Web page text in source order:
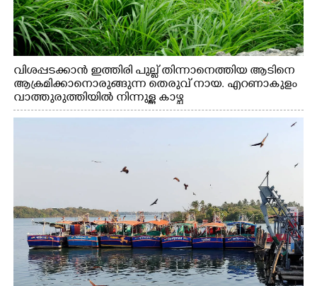
വിശപ്പടക്കാൻ ഇത്തിരി പുല്ല് തിന്നാനെത്തിയ ആടിനെ
ആക്രമിക്കാനൊരുങ്ങുന്ന തെരുവ് നായ. എറണാകുളം
വാത്തുരുത്തിയിൽ നിന്നുള്ള കാഴ്ച